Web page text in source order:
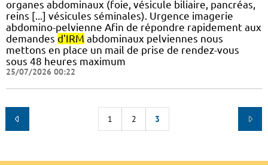
organes abdominaux (foie, vésicule biliaire, pancréas,
reins [...] vésicules séminales). Urgence imagerie
abdomino-pelvienne Afin de répondre rapidement aux
demandes d'IRM abdominaux pelviennes nous
mettons en place un mail de prise de rendez-vous
sous 48 heures maximum
25/07/2026 00:22
1 2 3